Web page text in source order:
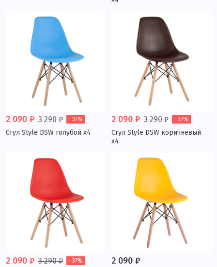
2 090 ₽ 3 290 ₽ - 37%
Стул Style DSW голубой x4
2 090 ₽ 3 290 ₽ - 37%
Стул Style DSW коричневый
x4
2 090 ₽ 3 290 ₽ - 37% 2 090 ₽